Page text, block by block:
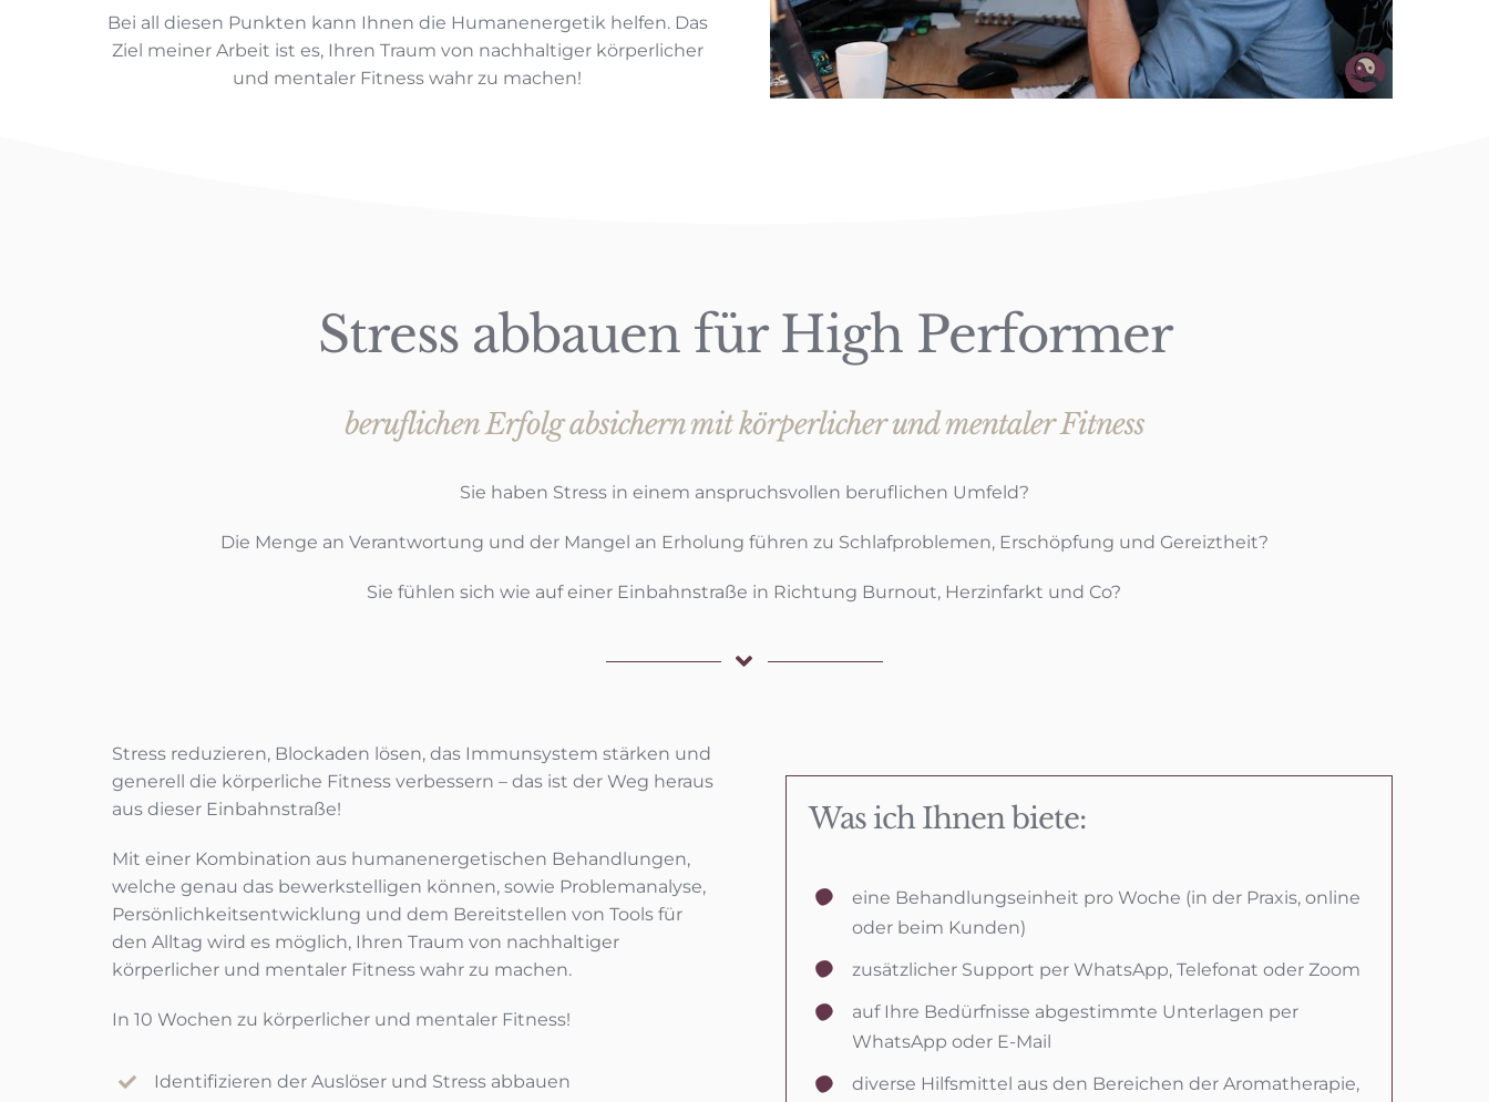
Bei all diesen Punkten kann Ihnen die Humanenergetik helfen. Das
Ziel meiner Arbeit ist es, Ihren Traum von nachhaltiger körperlicher
und mentaler Fitness wahr zu machen!
Stress abbauen für High Performer
beruflichen Erfolg absichern mit körperlicher und mentaler Fitness
Sie haben Stress in einem anspruchsvollen beruflichen Umfeld?
Die Menge an Verantwortung und der Mangel an Erholung führen zu Schlafproblemen, Erschöpfung und Gereiztheit?
Sie fühlen sich wie auf einer Einbahnstraße in Richtung Burnout, Herzinfarkt und Co?
Stress reduzieren, Blockaden lösen, das Immunsystem stärken und
generell die körperliche Fitness verbessern – das ist der Weg heraus
aus dieser Einbahnstraße!
Mit einer Kombination aus humanenergetischen Behandlungen,
welche genau das bewerkstelligen können, sowie Problemanalyse,
Persönlichkeitsentwicklung und dem Bereitstellen von Tools für
den Alltag wird es möglich, Ihren Traum von nachhaltiger
körperlicher und mentaler Fitness wahr zu machen.
In 10 Wochen zu körperlicher und mentaler Fitness!
Identifizieren der Auslöser und Stress abbauen
Was ich Ihnen biete:
eine Behandlungseinheit pro Woche (in der Praxis, online
oder beim Kunden)
zusätzlicher Support per WhatsApp, Telefonat oder Zoom
auf Ihre Bedürfnisse abgestimmte Unterlagen per
WhatsApp oder E-Mail
diverse Hilfsmittel aus den Bereichen der Aromatherapie,